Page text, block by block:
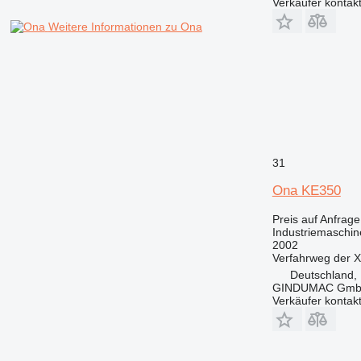
Weitere Informationen zu Ona
31
Ona KE350
Preis auf Anfrage
2002
Verfahrweg der
Deutschland,
GINDUMAC
Verkäufer